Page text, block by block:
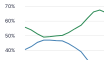
40%
50%
60%
70%